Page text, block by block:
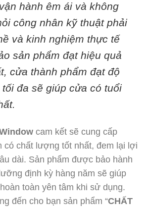
hành êm ái và không
công nhân kỹ thuật phải
và kinh nghiệm thực tế
sản phẩm đạt hiệu quả
cửa thành phẩm đạt độ
đa sẽ giúp cửa có tuổi
cam kết sẽ cung cấp
có chất lượng tốt nhất, đem lại lợi
dài. Sản phẩm được bảo hành
định kỳ hàng năm sẽ giúp
toàn yên tâm khi sử dụng.
đến cho bạn sản phẩm “CHẤT